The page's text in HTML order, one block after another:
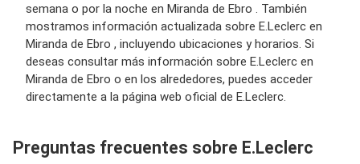
semana o por la noche en Miranda de Ebro . También
mostramos información actualizada sobre E.Leclerc en
Miranda de Ebro , incluyendo ubicaciones y horarios. Si
deseas consultar más información sobre E.Leclerc en
Miranda de Ebro o en los alrededores, puedes acceder
directamente a la página web oficial de E.Leclerc.
Preguntas frecuentes sobre E.Leclerc